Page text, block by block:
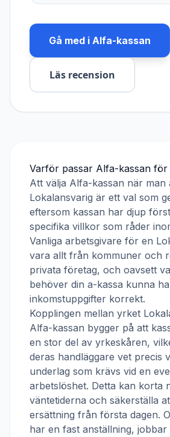
Gå med i Alfa-kassan
Läs recension
Varför passar Alfa-kassan för
Att välja Alfa-kassan när man
Lokalansvarig är ett val som
eftersom kassan har djup
specifika villkor som råder
Vanliga arbetsgivare för en
vara allt från kommuner och
privata företag, och oavsett
behöver din a-kassa kunna
inkomstuppgifter korrekt.
Kopplingen mellan yrket
Alfa-kassan bygger på att
en stor del av yrkeskåren,
deras handläggare vet precis
underlag som krävs vid en
arbetslöshet. Detta kan korta
väntetiderna och säkerställa
ersättning från första dagen.
har en fast anställning,